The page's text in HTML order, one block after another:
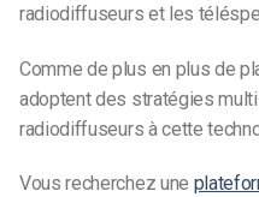
radiodiffuseurs et les
Comme de plus en plus de
adoptent des stratégies
radiodiffuseurs à cette
Vous recherchez une